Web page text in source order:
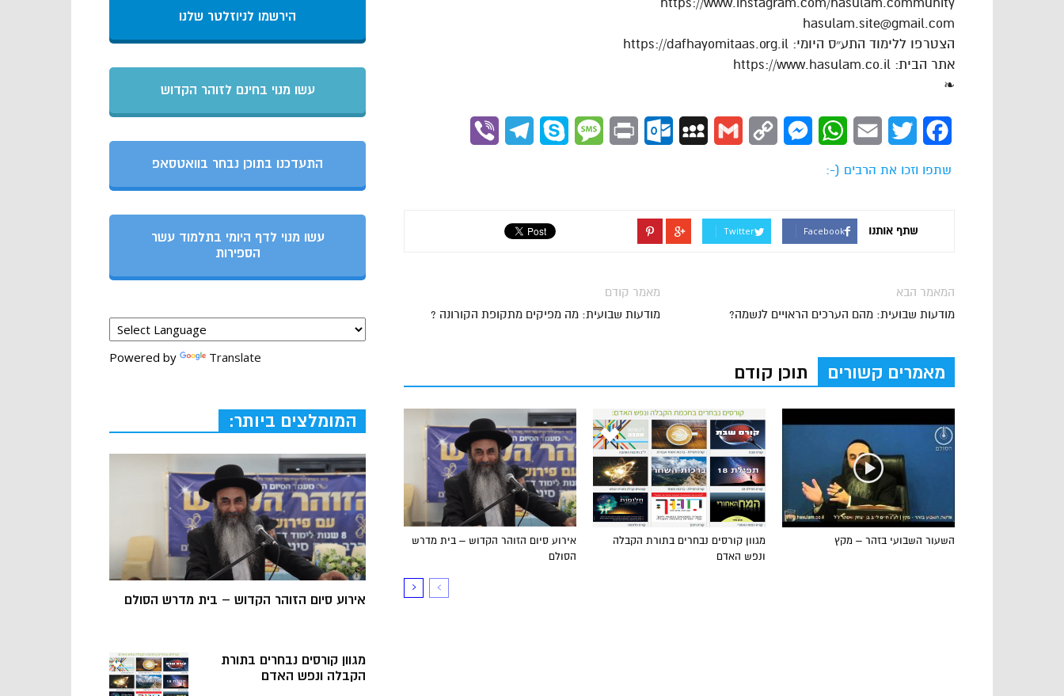
hasulam.site@gmail.com
הצטרפו ללימוד התע״ס היומי: https://dafhayomitaas.org.il
אתר הבית: https://www.hasulam.co.il
❧
Facebook
Twitter
Email
WhatsApp
Messenger
Copy
Gmail
MySpace
Outlook.com
Print
Message
Skype
Telegram
שתפו וזכו את הרבים (-:
שתף אותנו Facebook
Twitter
מאמר קודם
מודעות שבועית: מה מפיקים מתקופת הקורונה ?
המאמר הבא
מודעות שבועית: מהם הערכים הראויים לנשמה?
מאמרים קשורים תוכן קודם
אירוע סיום הזוהר הקדוש – בית מדרש
הסולם
מגוון קורסים נבחרים בתורת הקבלה
ונפש האדם
השעור השבועי בזהר – מקץ
הירשמו לניוזלטר שלנו
עשו מנוי בחינם לזוהר הקדוש
התעדכנו בתוכן נבחר בוואטסאפ
עשו מנוי לדף היומי בתלמוד עשר
הספירות
Powered by Translate
המומלצים ביותר:
אירוע סיום הזוהר הקדוש – בית מדרש הסולם
מגוון קורסים נבחרים בתורת
הקבלה ונפש האדם